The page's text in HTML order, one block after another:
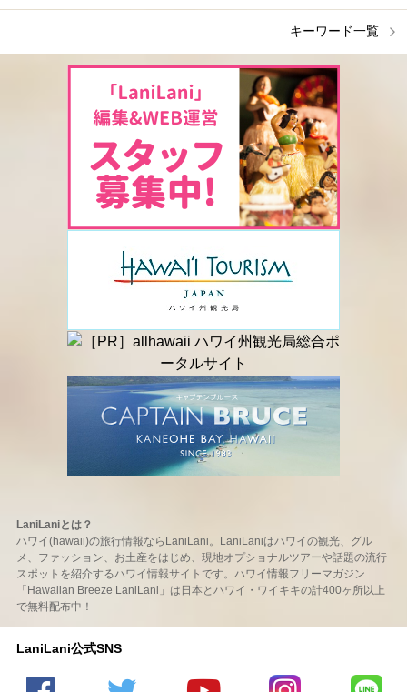
キーワード一覧
LaniLaniとは？
ハワイ(hawaii)の旅行情報ならLaniLani。LaniLaniはハワイの観光、グル
メ、ファッション、お土産をはじめ、現地オプショナルツアーや話題の流行
スポットを紹介するハワイ情報サイトです。ハワイ情報フリーマガジン
「Hawaiian Breeze LaniLani」は日本とハワイ・ワイキキの計400ヶ所以上
で無料配布中！
LaniLani公式SNS